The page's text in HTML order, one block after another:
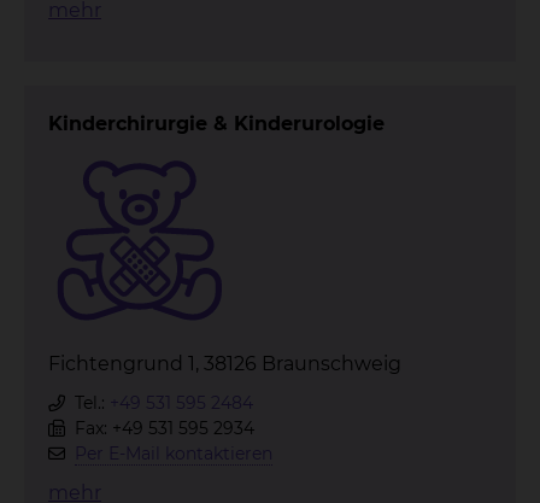
mehr
Kinderchirurgie & Kinderurologie
Fichtengrund 1, 38126 Braunschweig
Tel.: +49 531 595 2484
Fax: +49 531 595 2934
Per E-Mail kontaktieren
mehr